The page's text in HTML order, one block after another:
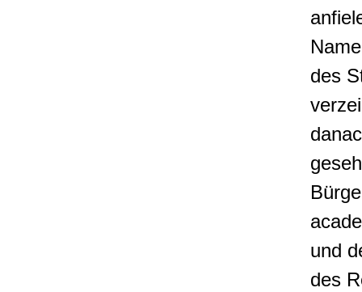
des
und
des